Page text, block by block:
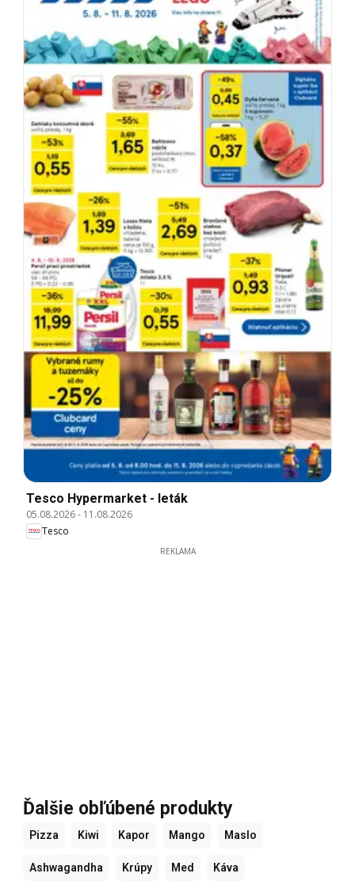
Tesco Hypermarket - leták
05.08.2026- 11.08.2026
Tesco
REKLAMA
Ďalšie obľúbené produkty
Pizza Kiwi Kapor Mango Maslo
Ashwagandha Krúpy Med Káva